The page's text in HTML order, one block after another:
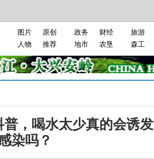
图片
原创
人物
推荐
政务
财经
地市
农垦
旅游
森工
，喝水太少真的会诱发
染吗？